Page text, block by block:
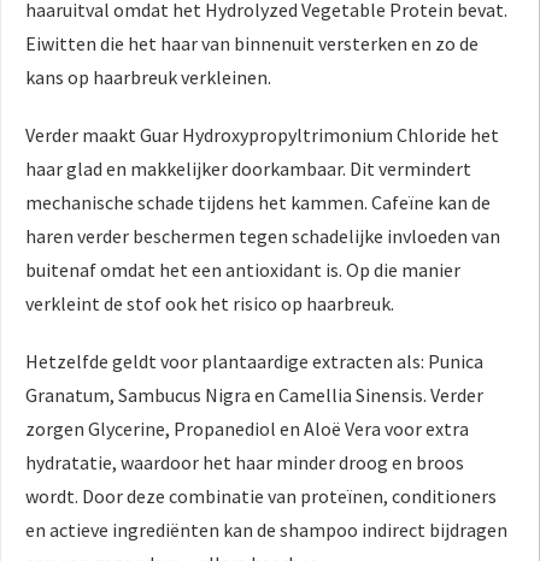
haaruitval omdat het Hydrolyzed Vegetable Protein bevat.
Eiwitten die het haar van binnenuit versterken en zo de
kans op haarbreuk verkleinen.
Verder maakt Guar Hydroxypropyltrimonium Chloride het
haar glad en makkelijker doorkambaar. Dit vermindert
mechanische schade tijdens het kammen. Cafeïne kan de
haren verder beschermen tegen schadelijke invloeden van
buitenaf omdat het een antioxidant is. Op die manier
verkleint de stof ook het risico op haarbreuk.
Hetzelfde geldt voor plantaardige extracten als: Punica
Granatum, Sambucus Nigra en Camellia Sinensis. Verder
zorgen Glycerine, Propanediol en Aloë Vera voor extra
hydratatie, waardoor het haar minder droog en broos
wordt. Door deze combinatie van proteïnen, conditioners
en actieve ingrediënten kan de shampoo indirect bijdragen